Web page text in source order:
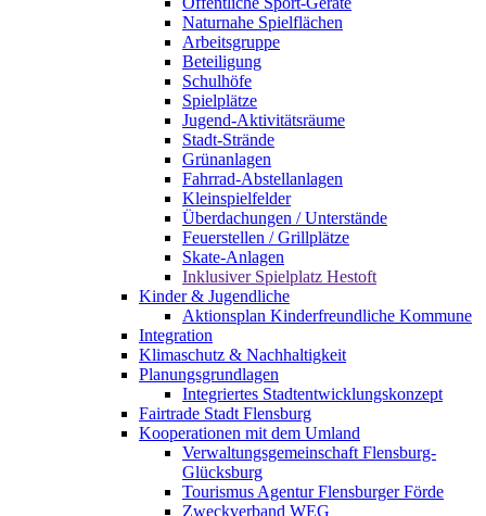
Naturnahe Spielflächen
Arbeitsgruppe
Beteiligung
Schulhöfe
Spielplätze
Jugend-Aktivitätsräume
Stadt-Strände
Grünanlagen
Fahrrad-Abstellanlagen
Kleinspielfelder
Überdachungen / Unterstände
Feuerstellen / Grillplätze
Skate-Anlagen
Inklusiver Spielplatz Hestoft
Kinder & Jugendliche
Aktionsplan Kinderfreundliche Kommune
Integration
Klimaschutz & Nachhaltigkeit
Planungsgrundlagen
Integriertes Stadtentwicklungskonzept
Fairtrade Stadt Flensburg
Kooperationen mit dem Umland
Verwaltungsgemeinschaft Flensburg-
Glücksburg
Tourismus Agentur Flensburger Förde
Zweckverband WEG